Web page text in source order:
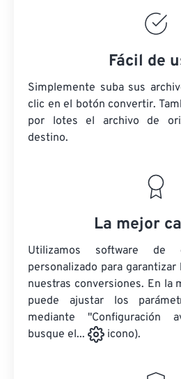
Fácil de
Simplemente suba sus
clic en el botón convertir.
por lotes el archivo de
destino.
La mejor
Utilizamos software
personalizado para garantizar
nuestras conversiones. En la
puede ajustar los
mediante "Configuración
busque el...
icono).